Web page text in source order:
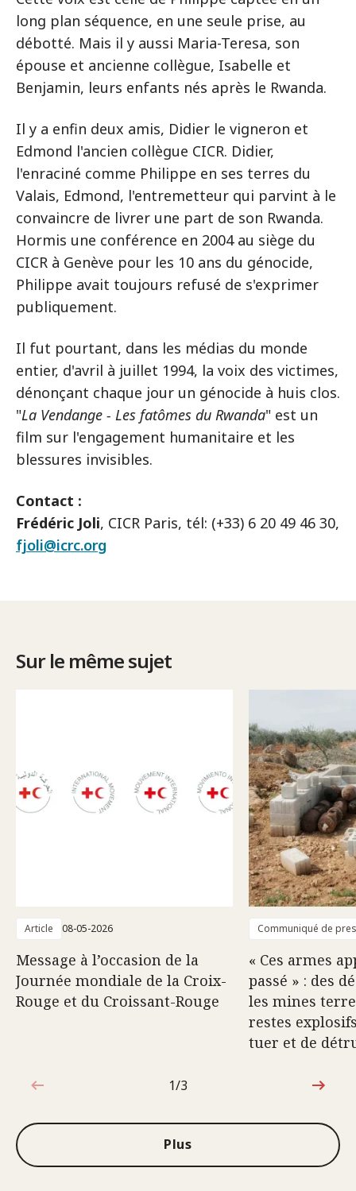
long plan séquence, en une seule prise, au
débotté. Mais il y aussi Maria-Teresa, son
épouse et ancienne collègue, Isabelle et
Benjamin, leurs enfants nés après le Rwanda.
Il y a enfin deux amis, Didier le vigneron et
Edmond l'ancien collègue CICR. Didier,
l'enraciné comme Philippe en ses terres du
Valais, Edmond, l'entremetteur qui parvint à le
convaincre de livrer une part de son Rwanda.
Hormis une conférence en 2004 au siège du
CICR à Genève pour les 10 ans du génocide,
Philippe avait toujours refusé de s'exprimer
publiquement.
Il fut pourtant, dans les médias du monde
entier, d'avril à juillet 1994, la voix des victimes,
dénonçant chaque jour un génocide à huis clos.
"La Vendange - Les fatômes du Rwanda" est un
film sur l'engagement humanitaire et les
blessures invisibles.
Contact :
Frédéric Joli, CICR Paris, tél: (+33) 6 20 49 46 30,
fjoli@icrc.org
Sur le même sujet
Article 08-05-2026
Message à l’occasion de la
Journée mondiale de la Croix-
Rouge et du Croissant-Rouge
Communiqué de
« Ces armes
passé » : des
les mines
restes
tuer et de
1sur3
1/3
Plus